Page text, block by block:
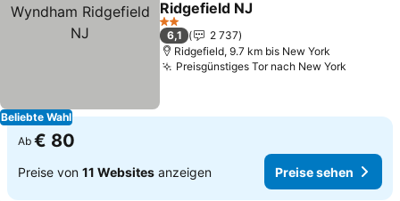
Beliebte Wahl
Ridgefield NJ
2 Sterne
6,1
2 737
Ridgefield, 9.7 km bis New York
Preisgünstiges Tor nach New York
Ab € 80
Preise von 11 Websites anzeigen Preise sehen